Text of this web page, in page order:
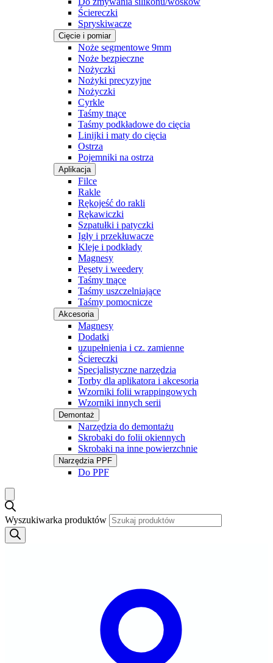
Ściereczki
Spryskiwacze
Cięcie i pomiar
Noże segmentowe 9mm
Noże bezpieczne
Nożyczki
Nożyki precyzyjne
Nożyczki
Cyrkle
Taśmy tnące
Taśmy podkładowe do cięcia
Linijki i maty do cięcia
Ostrza
Pojemniki na ostrza
Aplikacja
Filce
Rakle
Rękojeść do rakli
Rękawiczki
Szpatułki i patyczki
Igły i przekłuwacze
Kleje i podkłady
Magnesy
Pęsety i weedery
Taśmy tnące
Taśmy uszczelniające
Taśmy pomocnicze
Akcesoria
Magnesy
Dodatki
uzupełnienia i cz. zamienne
Ściereczki
Specjalistyczne narzędzia
Torby dla aplikatora i akcesoria
Wzorniki folii wrappingowych
Wzorniki innych serii
Demontaż
Narzędzia do demontażu
Skrobaki do folii okiennych
Skrobaki na inne powierzchnie
Narzędzia PPF
Do PPF
Wyszukiwarka produktów